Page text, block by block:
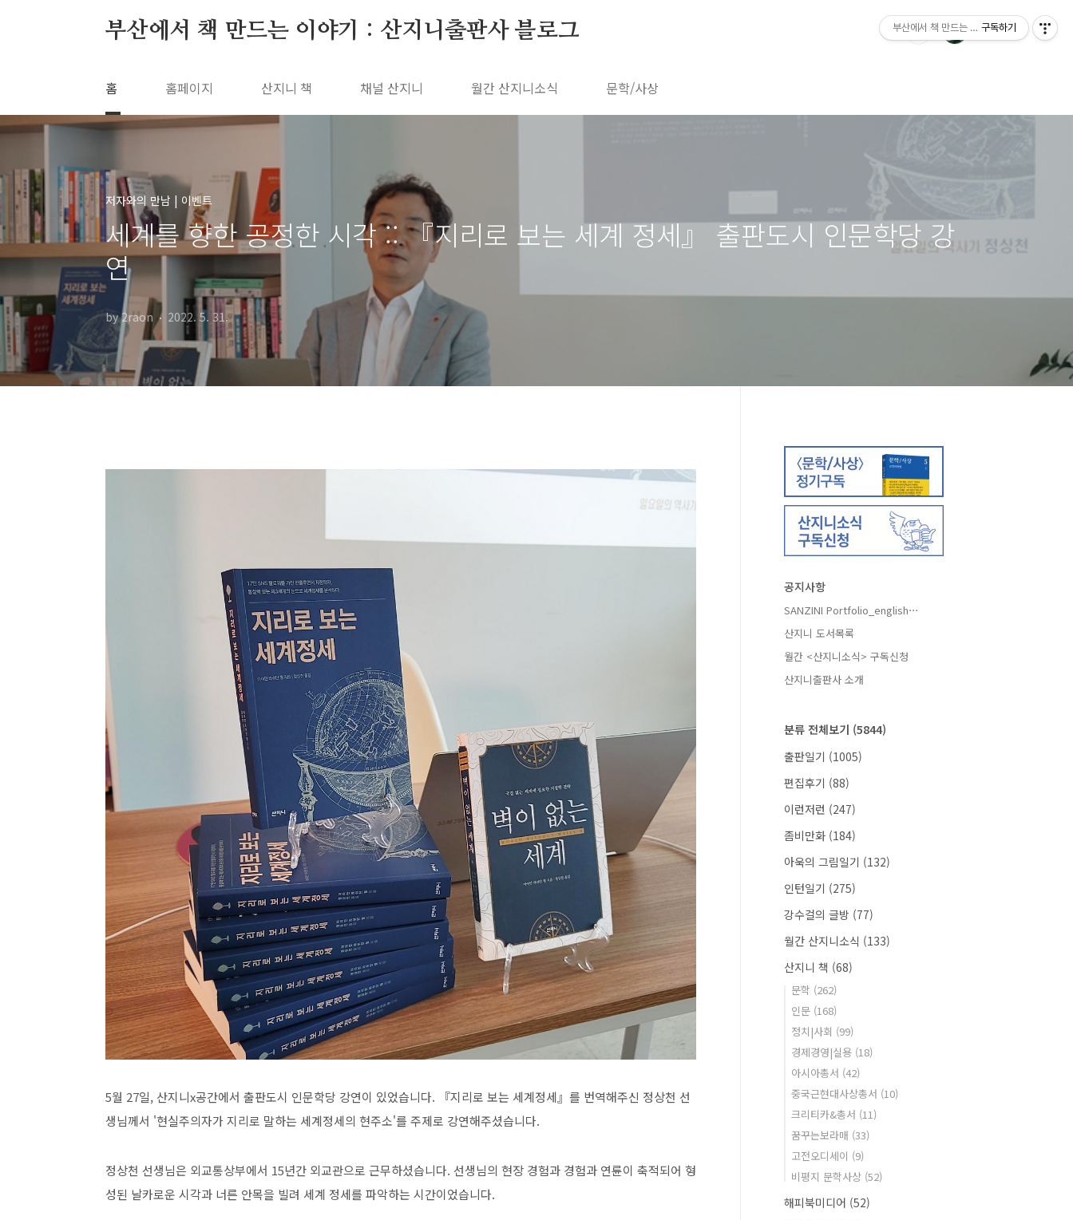
부산에서 책 만드는 이야기 : 산지니출판사 블로그
홈 홈페이지 산지니 책 채널 산지니 월간 산지니소식 문학/사상
저자와의 만남 | 이벤트
세계를 향한 공정한 시각 :: 『지리로 보는 세계 정세』 출판도시 인문학당 강
연
by 2raon 2022. 5. 31.
5월 27일, 산지니x공간에서 출판도시 인문학당 강연이 있었습니다. 『지리로 보는 세계정세』를 번역해주신 정상천 선
생님께서 '현실주의자가 지리로 말하는 세계정세의 현주소'를 주제로 강연해주셨습니다.
정상천 선생님은 외교통상부에서 15년간 외교관으로 근무하셨습니다. 선생님의 현장 경험과 경험과 연륜이 축적되어 형
성된 날카로운 시각과 너른 안목을 빌려 세계 정세를 파악하는 시간이었습니다.
공지사항
SANZINI Portfolio_english⋯
산지니 도서목록
월간 <산지니소식> 구독신청
산지니출판사 소개
분류 전체보기 (5844)
출판일기 (1005)
편집후기 (88)
이런저런 (247)
좀비만화 (184)
아욱의 그림일기 (132)
인턴일기 (275)
강수걸의 글방 (77)
월간 산지니소식 (133)
산지니 책 (68)
문학 (262)
인문 (168)
정치|사회 (99)
경제경영|실용 (18)
아시아총서 (42)
중국근현대사상총서 (10)
크리티카&총서 (11)
꿈꾸는보라매 (33)
고전오디세이 (9)
비평지 문학사상 (52)
해피북미디어 (52)
부산에서 책 만드는 이야기 : 산지니출판사 블
구독하기